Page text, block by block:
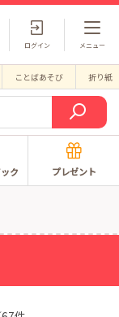
ログイン メニュー
ことばあそび 折り紙
ク プレゼント